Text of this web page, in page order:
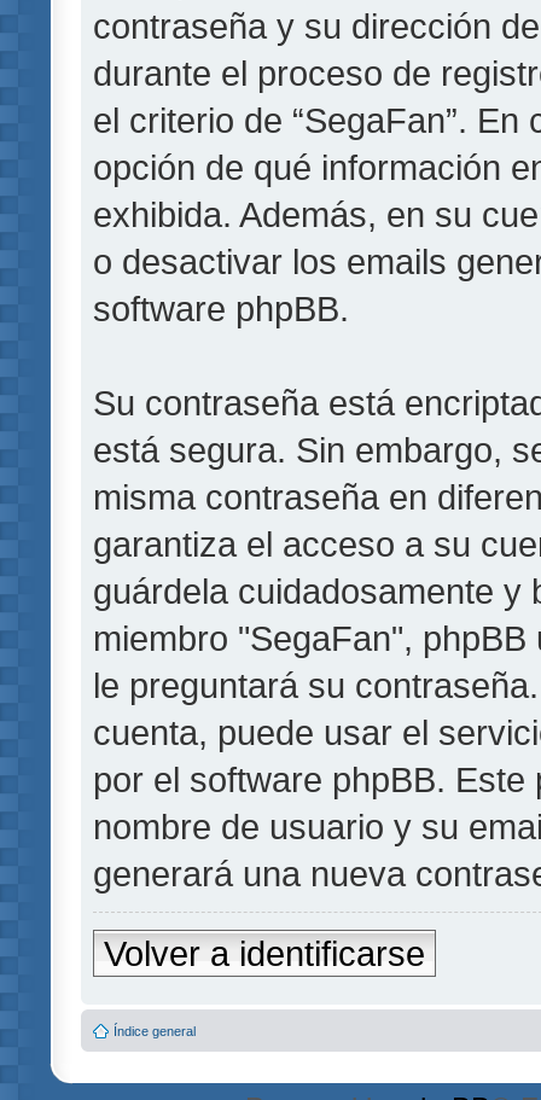
contraseña y su dirección
durante el proceso de
el criterio de “SegaFan”.
opción de qué información
exhibida. Además, en su
o desactivar los emails
software phpBB.
Su contraseña está
está segura. Sin embargo,
misma contraseña en
garantiza el acceso a su
guárdela cuidadosamente y
miembro "SegaFan",
le preguntará su
cuenta, puede usar el
por el software phpBB.
nombre de usuario y su
generará una nueva
Volver a identificarse
Índice general